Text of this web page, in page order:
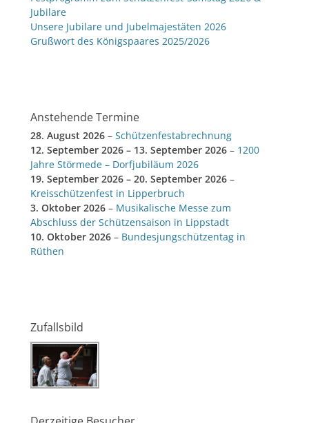
Jubilare
Unsere Jubilare und Jubelmajestäten 2026
Grußwort des Königspaares 2025/2026
Anstehende Termine
28. August 2026 – Schützenfestabrechnung
12. September 2026 – 13. September 2026 – 1200
Jahre Störmede – Dorfjubiläum 2026
19. September 2026 – 20. September 2026 –
Kreisschützenfest in Lipperbruch
3. Oktober 2026 – Musikalische Messe zum
Abschluss der Schützensaison in Lippstadt
10. Oktober 2026 – Bundesjungschützentag in
Rüthen
Zufallsbild